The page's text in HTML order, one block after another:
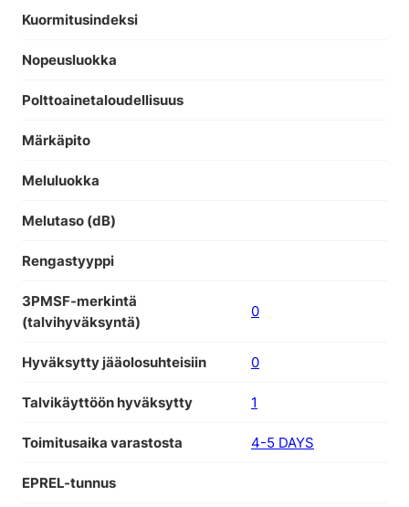
Kuormitusindeksi
Nopeusluokka
Polttoainetaloudellisuus
Märkäpito
Meluluokka
Melutaso (dB)
Rengastyyppi
3PMSF-merkintä
(talvihyväksyntä)
0
Hyväksytty jääolosuhteisiin 0
Talvikäyttöön hyväksytty 1
Toimitusaika varastosta 4-5 DAYS
EPREL-tunnus